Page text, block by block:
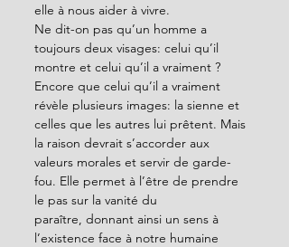
elle à nous aider à vivre.
Ne dit-on pas qu’un homme a
toujours deux visages: celui qu’il
montre et celui qu’il a vraiment ?
Encore que celui qu’il a vraiment
révèle plusieurs images: la sienne et
celles que les autres lui prêtent. Mais
la raison devrait s’accorder aux
valeurs morales et servir de garde-
fou. Elle permet à l’être de prendre
le pas sur la vanité du
paraître, donnant ainsi un sens à
l’existence face à notre humaine